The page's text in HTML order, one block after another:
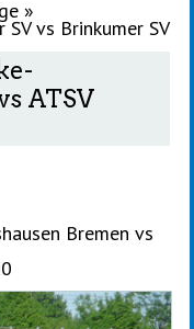
»
vs Brinkumer SV
ATSV
Bremen vs